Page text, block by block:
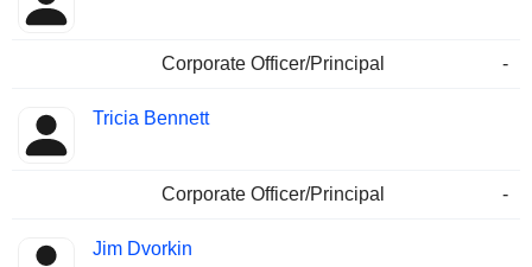
Corporate Officer/Principal -
Tricia Bennett
Corporate Officer/Principal -
Jim Dvorkin